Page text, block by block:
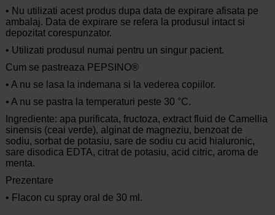
• Nu utilizati acest produs dupa data de expirare afisata pe
ambalaj. Data de expirare se refera la produsul intact si
depozitat corespunzator.
• Utilizati produsul numai pentru un singur pacient.
Cum se pastreaza PEPSINO®
• A nu se lasa la indemana si la vederea copiilor.
• A nu se pastra la temperaturi peste 30 °C.
Ingrediente: apa purificata, fructoza, extract fluid de Camellia
sinensis (ceai verde), alginat de magneziu, benzoat de
sodiu, sorbat de potasiu, sare de sodiu cu acid hialuronic,
sare disodica EDTA, citrat de potasiu, acid citric, aroma de
menta.
Prezentare
• Flacon cu spray oral de 30 ml.